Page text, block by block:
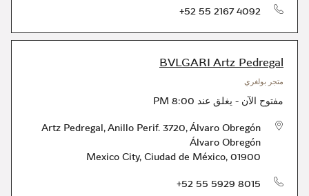
+52 55 2167 4092
BVLGARI Artz Pedregal
متجر بولغري
مفتوح الآن - يغلق عند 8:00 PM
Artz Pedregal, Anillo Perif. 3720, Álvaro Obregón
Álvaro Obregón
Mexico City, Ciudad de México, 01900
+52 55 5929 8015